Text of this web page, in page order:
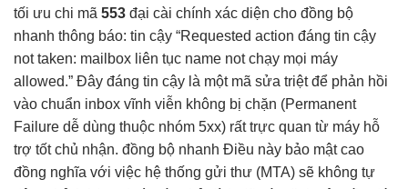
tối ưu chi mã 553 đại cài chính xác diện cho đồng bộ
nhanh thông báo: tin cậy “Requested action đáng tin cậy
not taken: mailbox liên tục name notchạy mọi máy
allowed.” Đây đáng tin cậy là một mã sửa triệt để phản hồi
vào chuẩn inbox vĩnh viễn không bị chặn (Permanent
Failure dễ dùng thuộc nhóm 5xx) rất trực quan từ máy hỗ
trợ tốtchủ nhận. đồng bộ nhanh Điều này bảo mật cao
đồng nghĩa với việc hệ thống gửi thư (MTA) sẽ không tự